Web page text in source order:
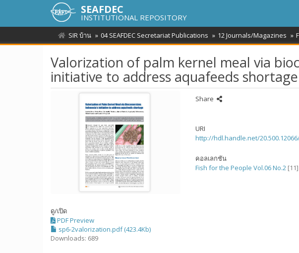
SEAFDEC
INSTITUTIONAL REPOSITORY
SIR บ้าน 04 SEAFDEC Secretariat Publications 12 Journals/Magazines
Valorization of palm kernel meal via
initiative to address aquafeeds shortage
ดู/เปิด
PDF Preview
sp6-2valorization.pdf (423.4Kb)
Downloads: 689
Share
URI
http://hdl.handle.net/
คอลเลกชัน
Fish for the People Vol.06 No.2 [11]